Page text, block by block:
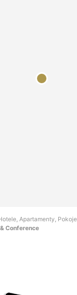
Apartamenty,
Conference